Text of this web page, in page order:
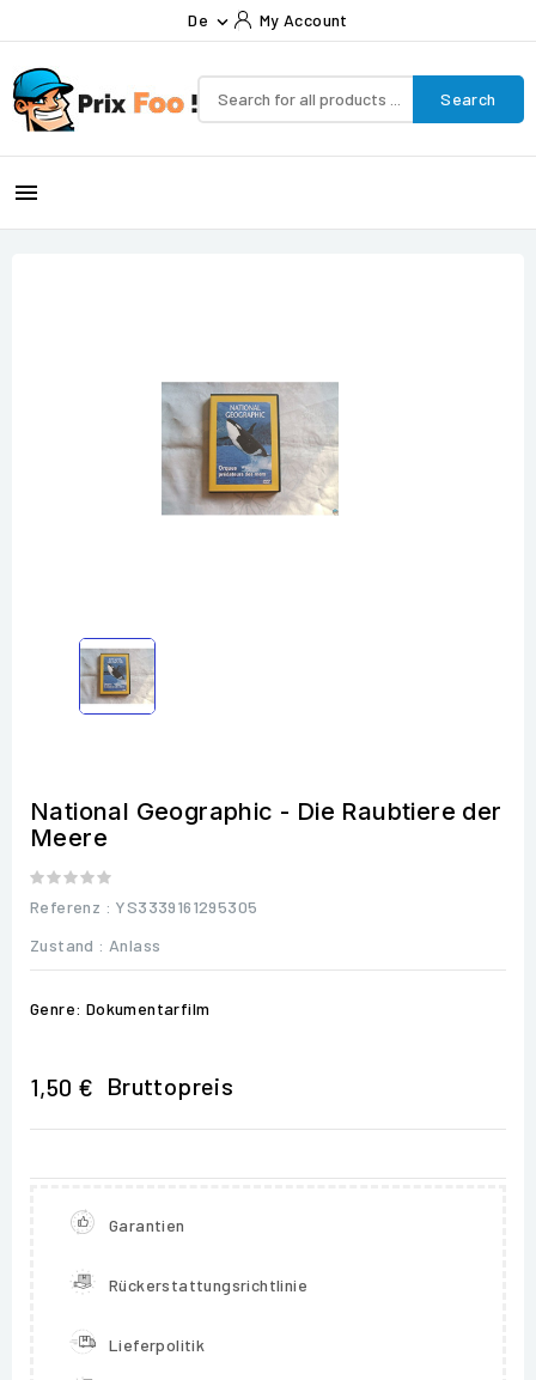
De  My Account
Search

National Geographic - Die Raubtiere der
Meere
Referenz : YS3339161295305
Zustand : Anlass
Genre: Dokumentarfilm
1,50 € Bruttopreis
Garantien
Rückerstattungsrichtlinie
Lieferpolitik